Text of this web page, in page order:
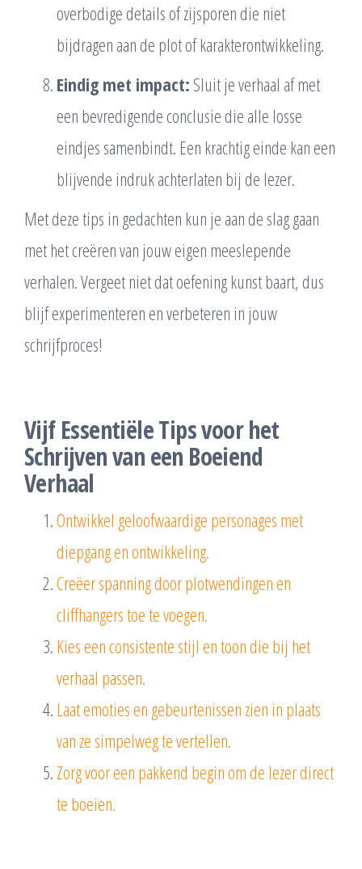
overbodige details of zijsporen die niet
bijdragen aan de plot of karakterontwikkeling.
Eindig met impact: Sluit je verhaal af met
een bevredigende conclusie die alle losse
eindjes samenbindt. Een krachtig einde kan een
blijvende indruk achterlaten bij de lezer.
Met deze tips in gedachten kun je aan de slag gaan
met het creëren van jouw eigen meeslepende
verhalen. Vergeet niet dat oefening kunst baart, dus
blijf experimenteren en verbeteren in jouw
schrijfproces!
Vijf Essentiële Tips voor het
Schrijven van een Boeiend
Verhaal
Ontwikkel geloofwaardige personages met
diepgang en ontwikkeling.
Creëer spanning door plotwendingen en
cliffhangers toe te voegen.
Kies een consistente stijl en toon die bij het
verhaal passen.
Laat emoties en gebeurtenissen zien in plaats
van ze simpelweg te vertellen.
Zorg voor een pakkend begin om de lezer direct
te boeien.